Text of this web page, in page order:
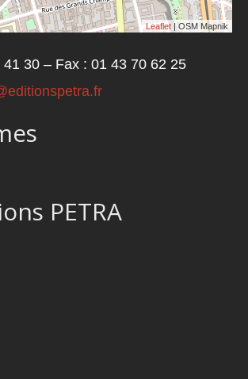
Leaflet | OSM Mapnik
30 – Fax : 01 43 70 62 25
PETRA